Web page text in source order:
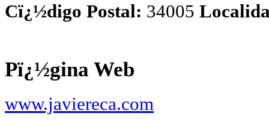
Cï¿½digo Postal: 34005
Pï¿½gina Web
www.javiereca.com